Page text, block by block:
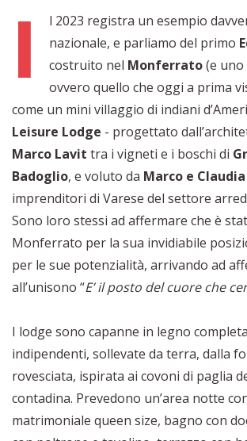
I
l 2023 registra un esempio
nazionale, e parliamo del primo
costruito nel Monferrato(e uno
ovvero quello che oggi a prima
come un mini villaggio di indiani
Leisure Lodge - progettato
Marco Lavit tra i vigneti e i boschi di
Badoglio, e voluto da Marco e
imprenditori di Varese del settore
Sono loro stessi ad affermare che è
Monferrato per la sua invidiabile
per le sue potenzialità, arrivando ad
all’unisono “E’ il posto del cuore che
I lodge sono capanne in legno
indipendenti, sollevate da terra, dalla
rovesciata, ispirata ai covoni di paglia
contadina. Prevedono un’area notte
matrimoniale queen size, bagno con